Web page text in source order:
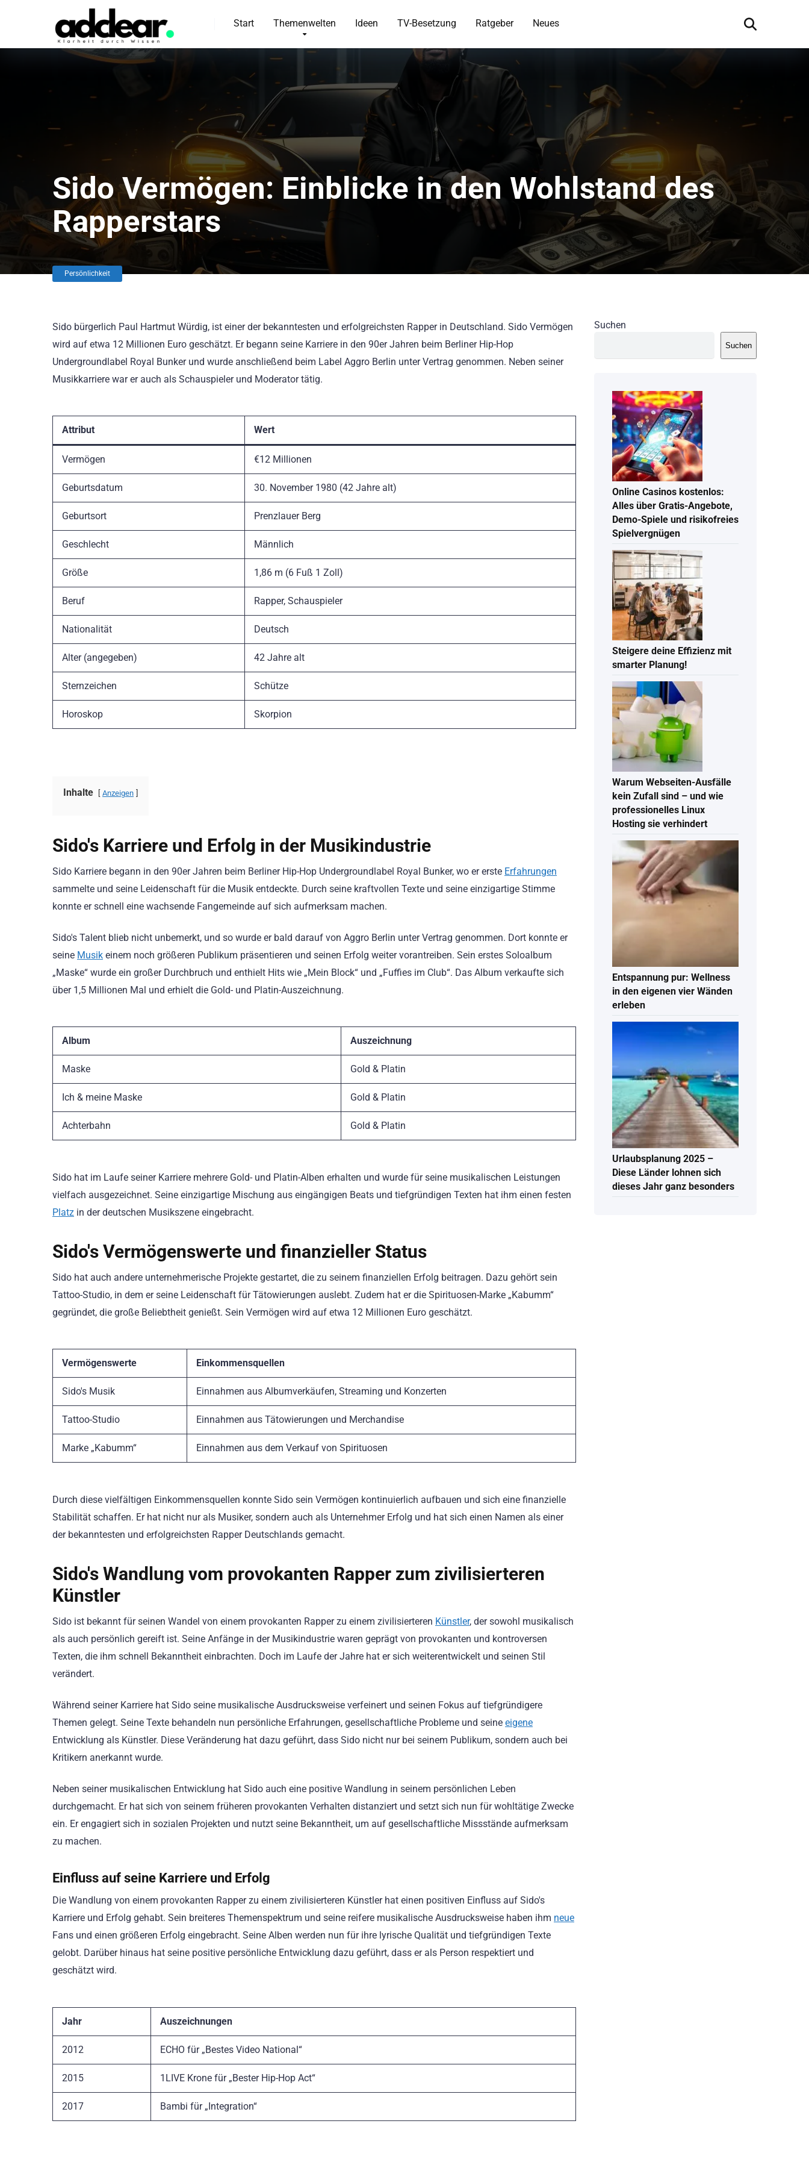
Start Themenwelten Ideen TV-Besetzung Ratgeber Neues
Sido Vermögen: Einblicke in den Wohlstand des
Rapperstars
Persönlichkeit
Sido bürgerlich Paul Hartmut Würdig, ist einer der bekanntesten und erfolgreichsten Rapper in Deutschland. Sido Vermögen
wird auf etwa 12 Millionen Euro geschätzt. Er begann seine Karriere in den 90er Jahren beim Berliner Hip-Hop
Undergroundlabel Royal Bunker und wurde anschließend beim Label Aggro Berlin unter Vertrag genommen. Neben seiner
Musikkarriere war er auch als Schauspieler und Moderator tätig.
Attribut Wert
Vermögen €12 Millionen
Geburtsdatum 30. November 1980 (42 Jahre alt)
Geburtsort Prenzlauer Berg
Geschlecht Männlich
Größe 1,86 m (6 Fuß 1 Zoll)
Beruf Rapper, Schauspieler
Nationalität Deutsch
Alter (angegeben) 42 Jahre alt
Sternzeichen Schütze
Horoskop Skorpion
Inhalte Anzeigen
Sido's Karriere und Erfolg in der Musikindustrie
Sido Karriere begann in den 90er Jahren beim Berliner Hip-Hop Undergroundlabel Royal Bunker, wo er erste Erfahrungen
sammelte und seine Leidenschaft für die Musik entdeckte. Durch seine kraftvollen Texte und seine einzigartige Stimme
konnte er schnell eine wachsende Fangemeinde auf sich aufmerksam machen.
Sido's Talent blieb nicht unbemerkt, und so wurde er bald darauf von Aggro Berlin unter Vertrag genommen. Dort konnte er
seine Musik einem noch größeren Publikum präsentieren und seinen Erfolg weiter vorantreiben. Sein erstes Soloalbum
„Maske“ wurde ein großer Durchbruch und enthielt Hits wie „Mein Block“ und „Fuffies im Club“. Das Album verkaufte sich
über 1,5 Millionen Mal und erhielt die Gold- und Platin-Auszeichnung.
Album Auszeichnung
Maske Gold & Platin
Ich & meine Maske Gold & Platin
Achterbahn Gold & Platin
Sido hat im Laufe seiner Karriere mehrere Gold- und Platin-Alben erhalten und wurde für seine musikalischen Leistungen
vielfach ausgezeichnet. Seine einzigartige Mischung aus eingängigen Beats und tiefgründigen Texten hat ihm einen festen
Platz in der deutschen Musikszene eingebracht.
Sido's Vermögenswerte und finanzieller Status
Sido hat auch andere unternehmerische Projekte gestartet, die zu seinem finanziellen Erfolg beitragen. Dazu gehört sein
Tattoo-Studio, in dem er seine Leidenschaft für Tätowierungen auslebt. Zudem hat er die Spirituosen-Marke „Kabumm“
gegründet, die große Beliebtheit genießt. Sein Vermögen wird auf etwa 12 Millionen Euro geschätzt.
Vermögenswerte Einkommensquellen
Sido's Musik Einnahmen aus Albumverkäufen, Streaming und Konzerten
Tattoo-Studio Einnahmen aus Tätowierungen und Merchandise
Marke „Kabumm“ Einnahmen aus dem Verkauf von Spirituosen
Durch diese vielfältigen Einkommensquellen konnte Sido sein Vermögen kontinuierlich aufbauen und sich eine finanzielle
Stabilität schaffen. Er hat nicht nur als Musiker, sondern auch als Unternehmer Erfolg und hat sich einen Namen als einer
der bekanntesten und erfolgreichsten Rapper Deutschlands gemacht.
Sido's Wandlung vom provokanten Rapper zum zivilisierteren
Künstler
Sido ist bekannt für seinen Wandel von einem provokanten Rapper zu einem zivilisierteren Künstler, der sowohl musikalisch
als auch persönlich gereift ist. Seine Anfänge in der Musikindustrie waren geprägt von provokanten und kontroversen
Texten, die ihm schnell Bekanntheit einbrachten. Doch im Laufe der Jahre hat er sich weiterentwickelt und seinen Stil
verändert.
Während seiner Karriere hat Sido seine musikalische Ausdrucksweise verfeinert und seinen Fokus auf tiefgründigere
Themen gelegt. Seine Texte behandeln nun persönliche Erfahrungen, gesellschaftliche Probleme und seine eigene
Entwicklung als Künstler. Diese Veränderung hat dazu geführt, dass Sido nicht nur bei seinem Publikum, sondern auch bei
Kritikern anerkannt wurde.
Neben seiner musikalischen Entwicklung hat Sido auch eine positive Wandlung in seinem persönlichen Leben
durchgemacht. Er hat sich von seinem früheren provokanten Verhalten distanziert und setzt sich nun für wohltätige Zwecke
ein. Er engagiert sich in sozialen Projekten und nutzt seine Bekanntheit, um auf gesellschaftliche Missstände aufmerksam
zu machen.
Einfluss auf seine Karriere und Erfolg
Die Wandlung von einem provokanten Rapper zu einem zivilisierteren Künstler hat einen positiven Einfluss auf Sido's
Karriere und Erfolg gehabt. Sein breiteres Themenspektrum und seine reifere musikalische Ausdrucksweise haben ihm neue
Fans und einen größeren Erfolg eingebracht. Seine Alben werden nun für ihre lyrische Qualität und tiefgründigen Texte
gelobt. Darüber hinaus hat seine positive persönliche Entwicklung dazu geführt, dass er als Person respektiert und
geschätzt wird.
Jahr Auszeichnungen
2012 ECHO für „Bestes Video National“
2015 1LIVE Krone für „Bester Hip-Hop Act“
2017 Bambi für „Integration“
Suchen
Suchen
Online Casinos kostenlos:
Alles über Gratis-Angebote,
Demo-Spiele und risikofreies
Spielvergnügen
Steigere deine Effizienz mit
smarter Planung!
Warum Webseiten-Ausfälle
kein Zufall sind – und wie
professionelles Linux
Hosting sie verhindert
Entspannung pur: Wellness
in den eigenen vier Wänden
erleben
Urlaubsplanung 2025 –
Diese Länder lohnen sich
dieses Jahr ganz besonders